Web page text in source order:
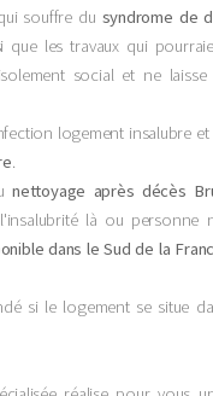
souffre du syndrome de
les travaux qui
social et ne laisse
logement insalubre
.
nettoyage après décès
là ou personne
dans le Sud de la
si le logement se situe